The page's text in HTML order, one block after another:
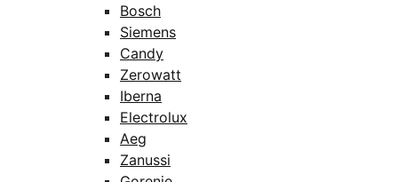
Bosch
Siemens
Candy
Zerowatt
Iberna
Electrolux
Aeg
Zanussi